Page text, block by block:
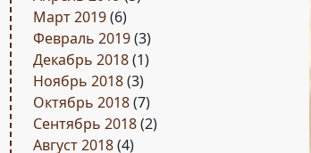
Март 2019(6)
Февраль 2019(3)
Декабрь 2018(1)
Ноябрь 2018(3)
Октябрь 2018(7)
Сентябрь 2018(2)
Август 2018(4)